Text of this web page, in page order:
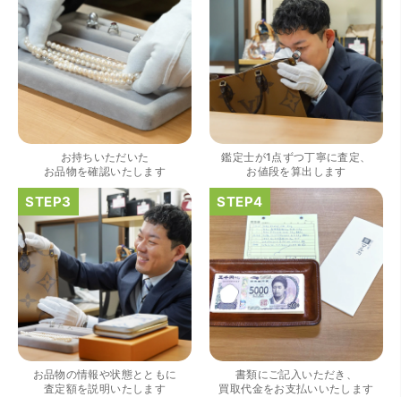
（大阪府大阪市）きれいにして頂いたうえで質入れ金額を
出していただいたのが初めてで感動しました。
（大阪府大阪市）すごく丁寧に対応して頂きました。 ホー
ムページの皆様の評価がとても良かったので、質屋自体初
めての利用でしたが、対応して頂きました担当の方もすご
く良かったです。 これから質屋をご利用される方は是非オ
ススメです。
お持ちいただいた
お品物を確認いたします
鑑定士が1点ずつ丁寧に査定、
お値段を算出します
お品物の情報や状態とともに
査定額を説明いたします
書類にご記入いただき、
買取代金をお支払いいたします